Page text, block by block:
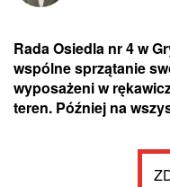
Rada Osiedla nr 4 w
wspólne sprzątanie
wyposażeni w
teren. Później na